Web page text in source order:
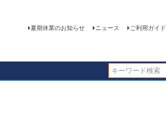
夏期休業のお知らせ ニュース ご利用ガイド